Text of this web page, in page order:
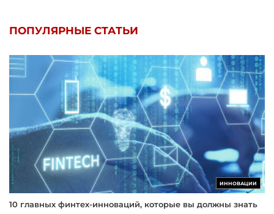
ПОПУЛЯРНЫЕ СТАТЬИ
ИННОВАЦИИ
10 главных финтех-инноваций, которые вы должны знать